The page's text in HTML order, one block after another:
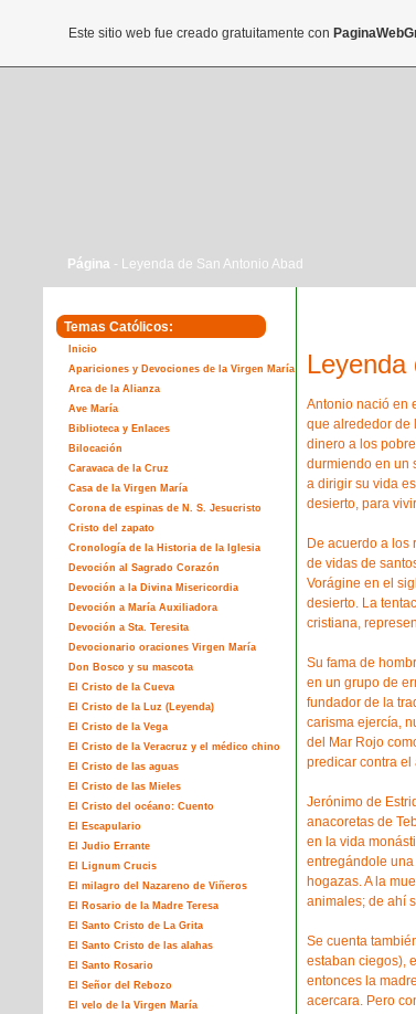
Página - Leyenda de San Antonio Abad
Temas Católicos:
Inicio
Apariciones y Devociones de la Virgen María
Arca de la Alianza
Ave María
Biblioteca y Enlaces
Bilocación
Caravaca de la Cruz
Casa de la Virgen María
Corona de espinas de N. S. Jesucristo
Cristo del zapato
Cronología de la Historia de la Iglesia
Devoción al Sagrado Corazón
Devoción a la Divina Misericordia
Devoción a María Auxiliadora
Devoción a Sta. Teresita
Devocionario oraciones Virgen María
Don Bosco y su mascota
El Cristo de la Cueva
El Cristo de la Luz (Leyenda)
El Cristo de la Vega
El Cristo de la Veracruz y el médico chino
El Cristo de las aguas
El Cristo de las Mieles
El Cristo del océano: Cuento
El Escapulario
El Judio Errante
El Lignum Crucis
El milagro del Nazareno de Viñeros
El Rosario de la Madre Teresa
El Santo Cristo de La Grita
El Santo Cristo de las alahas
El Santo Rosario
El Señor del Rebozo
El velo de la Virgen María
Leyenda
Antonio nació en
que alrededor de
dinero a los
durmiendo en un
a dirigir su vida
desierto, para
De acuerdo a los
de vidas de
Vorágine en el
desierto. La
cristiana,
Su fama de
en un grupo de
fundador de la
carisma ejercía,
del Mar Rojo
predicar contra el
Jerónimo de
anacoretas de
en la vida
entregándole
hogazas. A la
animales; de ahí
Se cuenta
estaban ciegos),
entonces la
acercara. Pero
Este sitio web fue creado gratuitamente con